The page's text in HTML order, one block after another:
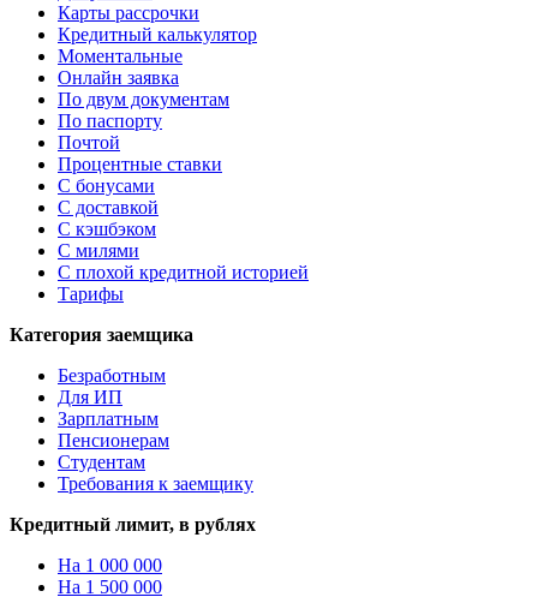
Карты рассрочки
Кредитный калькулятор
Моментальные
Онлайн заявка
По двум документам
По паспорту
Почтой
Процентные ставки
С бонусами
С доставкой
С кэшбэком
С милями
С плохой кредитной историей
Тарифы
Категория заемщика
Безработным
Для ИП
Зарплатным
Пенсионерам
Студентам
Требования к заемщику
Кредитный лимит, в рублях
На 1 000 000
На 1 500 000